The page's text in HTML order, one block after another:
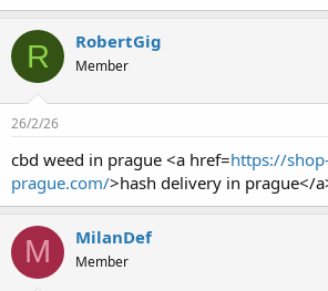
R RobertGig
Member
26/2/26
cbd weed in prague <a href=https://
prague.com/>hash delivery in prague</
M MilanDef
Member